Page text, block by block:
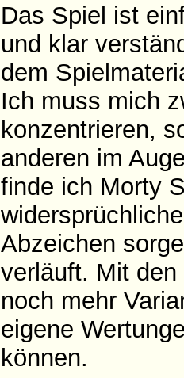
Das Spiel ist
und klar
dem
Ich muss mich
konzentrieren,
anderen im
finde ich Morty
Abzeichen
verläuft. Mit
noch mehr
eigene
können.